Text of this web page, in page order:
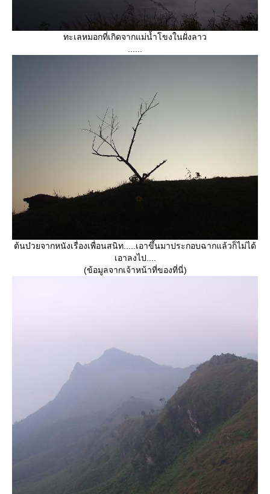
ทะเลหมอกที่เกิดจากแม่น้ำโขงในฝั่งลาว
ต้นบ๋วยจากหนังเรื่องเพื่อนสนิท.....เอาขึ้นมาประกอบฉากแล้วก็ไม่ได้
เอาลงไป....
(ข้อมูลจากเจ้าหน้าที่ของที่นี่)